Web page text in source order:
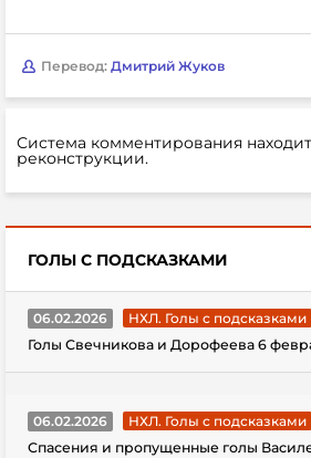
Перевод: Дмитрий Жуков
Система комментирования
реконструкции.
ГОЛЫ С ПОДСКАЗКАМИ
06.02.2026
НХЛ. Голы с подсказками
Голы Свечникова и Дорофеева 6
06.02.2026
НХЛ. Голы с подсказками
Спасения и пропущенные голы